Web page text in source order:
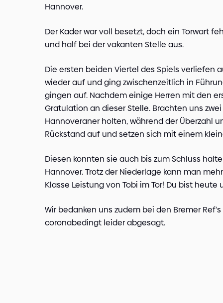
Hannover.
Der Kader war voll besetzt, doch ein Torwart
und half bei der vakanten Stelle aus.
Die ersten beiden Viertel des Spiels verliefen
wieder auf und ging zwischenzeitlich in
gingen auf. Nachdem einige Herren mit den
Gratulation an dieser Stelle. Brachten uns
Hannoveraner holten, während der Überzahl
Rückstand auf und setzen sich mit einem
Diesen konnten sie auch bis zum Schluss
Hannover. Trotz der Niederlage kann man
Klasse Leistung von Tobi im Tor! Du bist heute
Wir bedanken uns zudem bei den Bremer
coronabedingt leider abgesagt.